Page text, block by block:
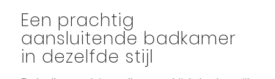
Een prachtig
aansluitende badkamer
in dezelfde stijl